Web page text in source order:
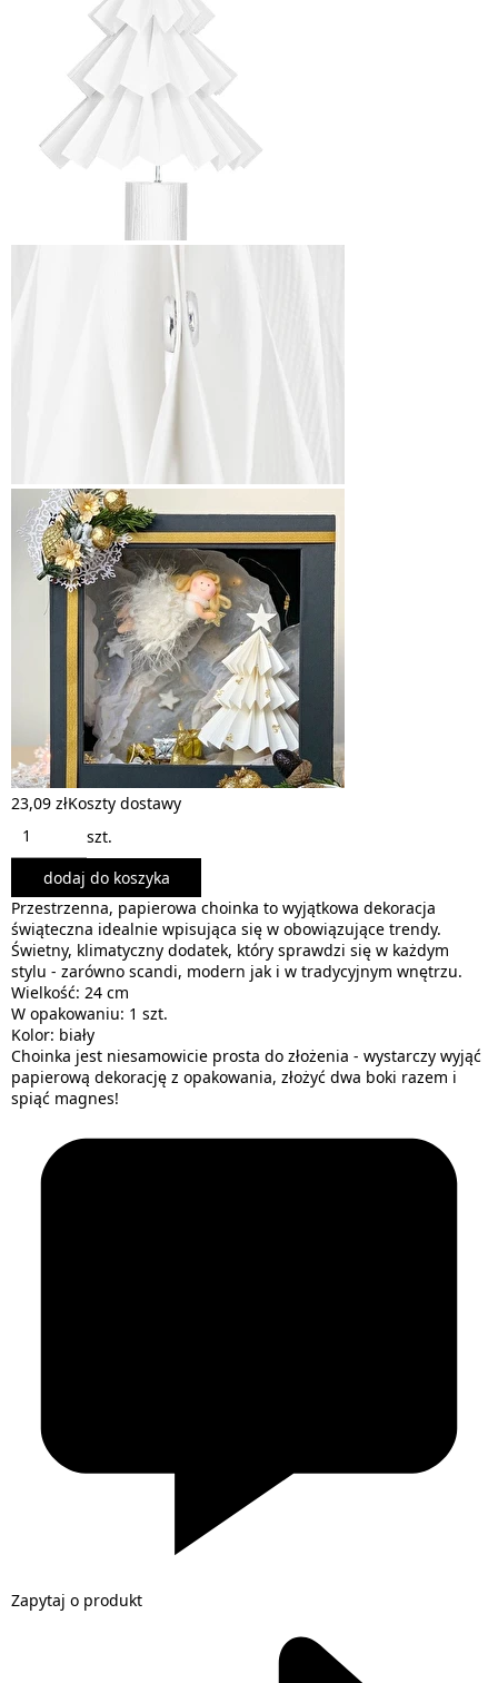
23,09 złKoszty dostawy
szt.
dodaj do koszyka
Przestrzenna, papierowa choinka to wyjątkowa dekoracja
świąteczna idealnie wpisująca się w obowiązujące trendy.
Świetny, klimatyczny dodatek, który sprawdzi się w każdym
stylu - zarówno scandi, modern jak i w tradycyjnym wnętrzu.
Wielkość: 24 cm
W opakowaniu: 1 szt.
Kolor: biały
Choinka jest niesamowicie prosta do złożenia - wystarczy wyjąć
papierową dekorację z opakowania, złożyć dwa boki razem i
spiąć magnes!
Zapytaj o produkt